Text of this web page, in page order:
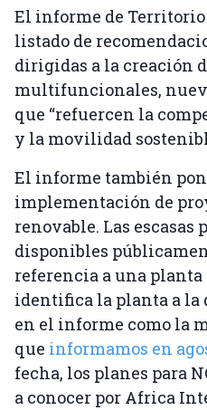
El informe de
listado de
dirigidas a la creación
multifuncionales,
que “refuercen la
y la movilidad
El informe también
implementación de
renovable. Las escasas
disponibles
referencia a una planta
identifica la planta a la
en el informe como la
que informamos en
fecha, los planes para
a conocer por Africa